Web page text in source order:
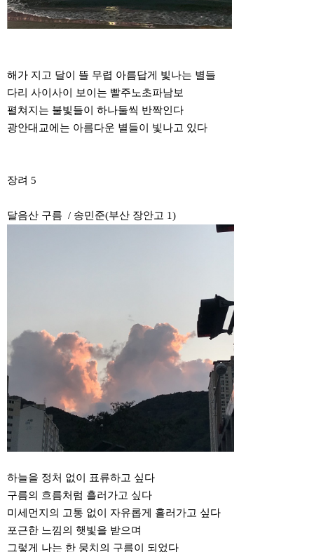
해가 지고 달이 뜰 무렵 아름답게 빛나는 별들
다리 사이사이 보이는 빨주노초파남보
펼쳐지는 불빛들이 하나둘씩 반짝인다
광안대교에는 아름다운 별들이 빛나고 있다
장려 5
달음산 구름 / 송민준(부산 장안고 1)
하늘을 정처 없이 표류하고 싶다
구름의 흐름처럼 흘러가고 싶다
미세먼지의 고통 없이 자유롭게 흘러가고 싶다
포근한 느낌의 햇빛을 받으며
그렇게 나는 한 뭉치의 구름이 되었다